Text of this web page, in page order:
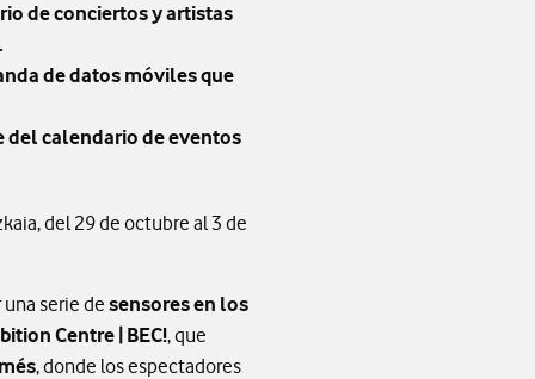
de conciertos y artistas
de datos móviles que
del calendario de eventos
del 29 de octubre al 3 de
serie de sensores en los
Centre | BEC!, que
, donde los espectadores